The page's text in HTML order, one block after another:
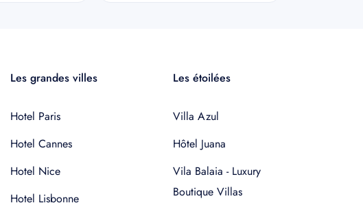
Les grandes villes
Hotel Paris
Hotel Cannes
Hotel Nice
Hotel Lisbonne
Les étoilées
Villa Azul
Hôtel Juana
Vila Balaia - Luxury
Boutique Villas